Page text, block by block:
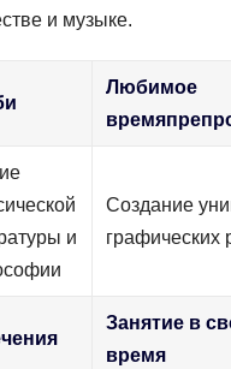
и музыке.
Любимое
и
Создание
графических
Занятие в
время